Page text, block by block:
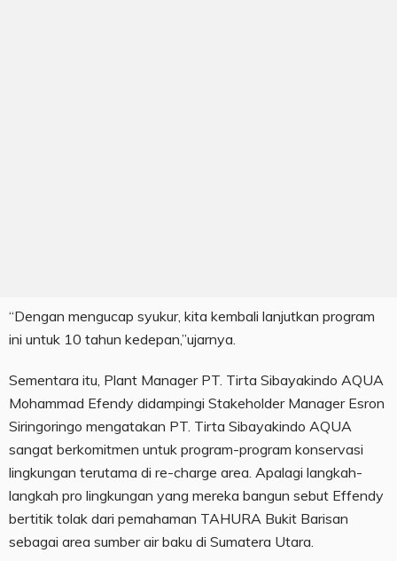
“Dengan mengucap syukur, kita kembali lanjutkan program
ini untuk 10 tahun kedepan,”ujarnya.
Sementara itu, Plant Manager PT. Tirta Sibayakindo AQUA
Mohammad Efendy didampingi Stakeholder Manager Esron
Siringoringo mengatakan PT. Tirta Sibayakindo AQUA
sangat berkomitmen untuk program-program konservasi
lingkungan terutama di re-charge area. Apalagi langkah-
langkah pro lingkungan yang mereka bangun sebut Effendy
bertitik tolak dari pemahaman TAHURA Bukit Barisan
sebagai area sumber air baku di Sumatera Utara.